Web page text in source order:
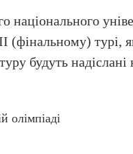
національного
(фінальному) турі,
будуть
олімпіаді